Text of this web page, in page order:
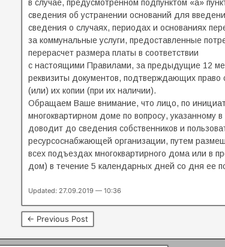
в случае, предусмотренном подпунктом «а»
сведения об устранении оснований для
сведения о случаях, периодах и основаниях
за коммунальные услуги, предоставленные
перерасчет размера платы в соответствии
с настоящими Правилами, за предыдущие 12
реквизиты документов, подтверждающих
(или) их копии (при их наличии).
Обращаем Ваше внимание, что лицо, по
многоквартирном доме по вопросу, указанному
доводит до сведения собственников и
ресурсоснабжающей организации, путем
всех подъездах многоквартирного дома или в
дом) в течение 5 календарных дней со дня ее
Updated: 27.09.2019 — 10:36
← Previous Post